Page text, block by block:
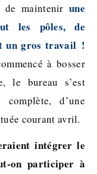
de maintenirune
les pôles, de
un gros travail !
à bosser
le bureau s’est
d’une
courant avril.
intégrer le
on participer à